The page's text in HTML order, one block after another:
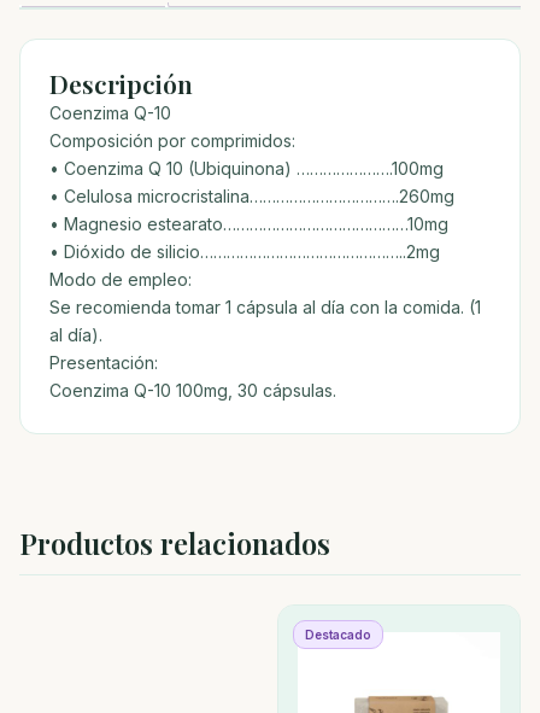
Descripción
Coenzima Q-10
Composición por comprimidos:
• Coenzima Q 10 (Ubiquinona) ………………….100mg
• Celulosa microcristalina…………………………….260mg
• Magnesio estearato……………………………………10mg
• Dióxido de silicio………………………………………..2mg
Modo de empleo:
Se recomienda tomar 1 cápsula al día con la comida. (1
al día).
Presentación:
Coenzima Q-10 100mg, 30 cápsulas.
Productos relacionados
Destacado